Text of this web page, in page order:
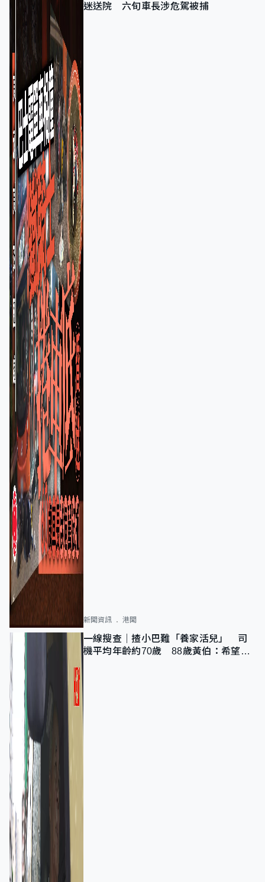
迷送院 六旬車長涉危駕被捕
新聞資訊 港聞
一線搜查｜揸小巴難「養家活兒」 司
機平均年齡約70歲 88歲黃伯：希望一